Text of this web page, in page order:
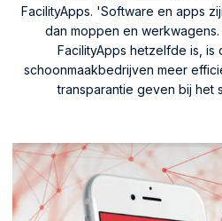
FacilityApps. 'Software en apps
dan moppen en
FacilityApps hetzelfde is, is
schoonmaakbedrijven meer
transparantie geven bij het